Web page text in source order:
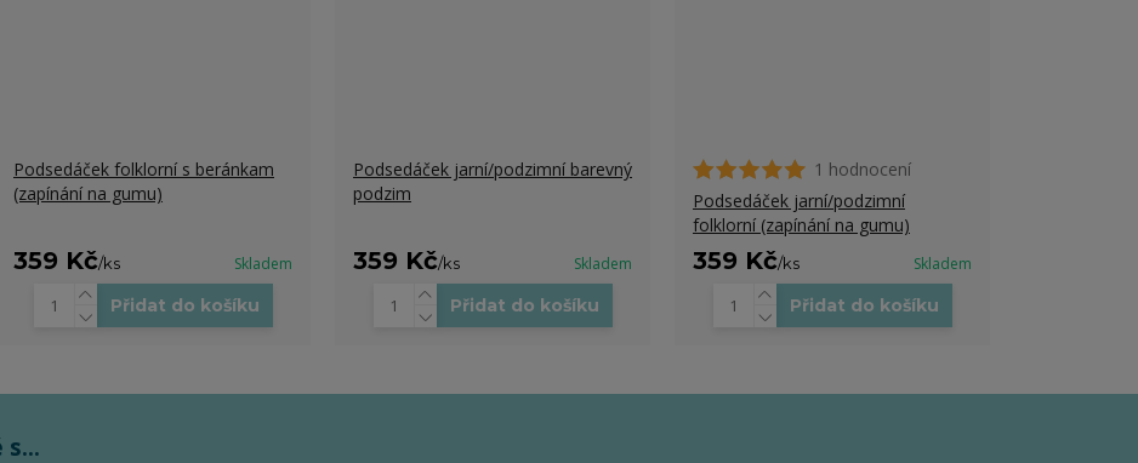
Podsedáček folklorní s beránkam
(zapínání na gumu)
359 Kč/ks Skladem
Přidat do košíku
Podsedáček jarní/podzimní barevný
podzim
359 Kč/ks Skladem
Přidat do košíku
1 hodnocení
Podsedáček jarní/podzimní
folklorní (zapínání na gumu)
359 Kč/ks Skladem
Přidat do košíku